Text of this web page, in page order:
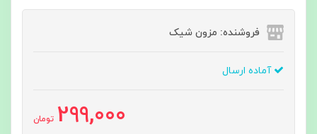
فروشنده: مزون شیک
آماده ارسال
299,000 تومان